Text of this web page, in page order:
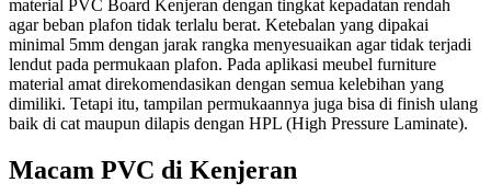
material PVC Board Kenjeran dengan tingkat kepadatan rendah
agar beban plafon tidak terlalu berat. Ketebalan yang dipakai
minimal 5mm dengan jarak rangka menyesuaikan agar tidak terjadi
lendut pada permukaan plafon. Pada aplikasi meubel furniture
material amat direkomendasikan dengan semua kelebihan yang
dimiliki. Tetapi itu, tampilan permukaannya juga bisa di finish ulang
baik di cat maupun dilapis dengan HPL (High Pressure Laminate).
Macam PVC di Kenjeran